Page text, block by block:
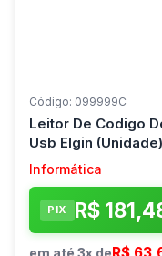
Código: 099999C
Leitor De Codigo
Usb Elgin (Unidade)
Informática
PIX R$